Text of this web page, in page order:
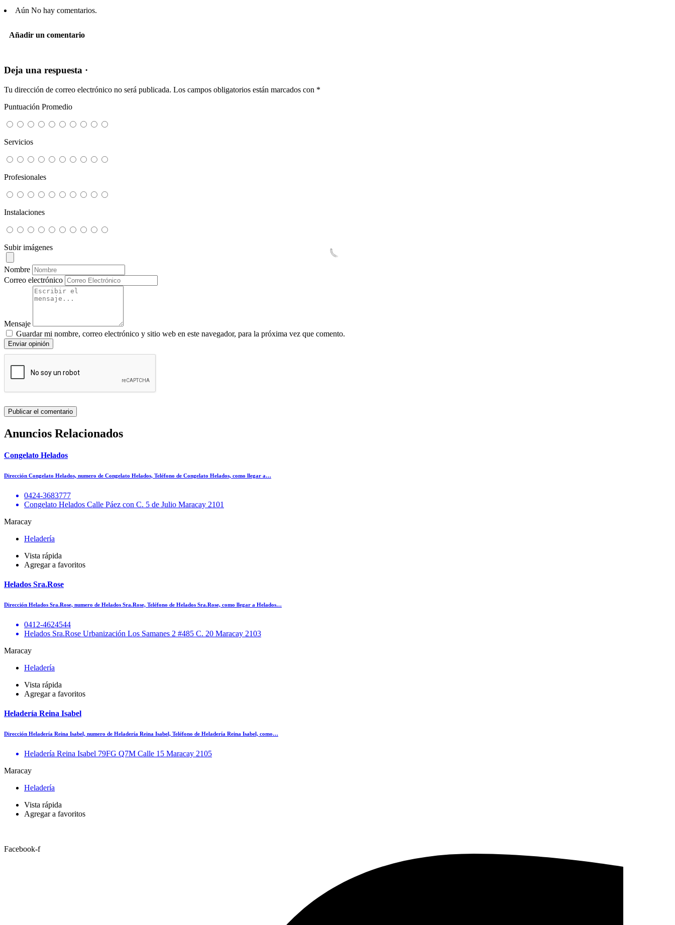
Aún No hay comentarios.
Añadir un comentario
Deja una respuesta ·
Tu dirección de correo electrónico no será publicada. Los campos obligatorios están marcados con *
Puntuación Promedio
Servicios
Profesionales
Instalaciones
Subir imágenes
Nombre
Correo electrónico
Mensaje
Guardar mi nombre, correo electrónico y sitio web en este navegador, para la próxima vez que comento.
Enviar opinión
Anuncios Relacionados
Congelato Helados
Dirección Congelato Helados, numero de Congelato Helados, Teléfono de Congelato Helados, como llegar a…
0424-3683777
Congelato Helados Calle Páez con C. 5 de Julio Maracay 2101
Maracay
Heladería
Vista rápida
Agregar a favoritos
Helados Sra.Rose
Dirección Helados Sra.Rose, numero de Helados Sra.Rose, Teléfono de Helados Sra.Rose, como llegar a Helados…
0412-4624544
Helados Sra.Rose Urbanización Los Samanes 2 #485 C. 20 Maracay 2103
Maracay
Heladería
Vista rápida
Agregar a favoritos
Heladería Reina Isabel
Dirección Heladería Reina Isabel, numero de Heladería Reina Isabel, Teléfono de Heladería Reina Isabel, como…
Heladería Reina Isabel 79FG Q7M Calle 15 Maracay 2105
Maracay
Heladería
Vista rápida
Agregar a favoritos
Facebook-f